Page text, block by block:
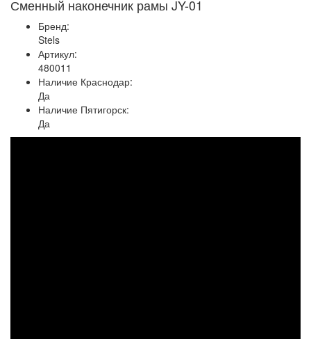
Сменный наконечник рамы JY-01
Бренд:
Stels
Артикул:
480011
Наличие Краснодар:
Да
Наличие Пятигорск:
Да